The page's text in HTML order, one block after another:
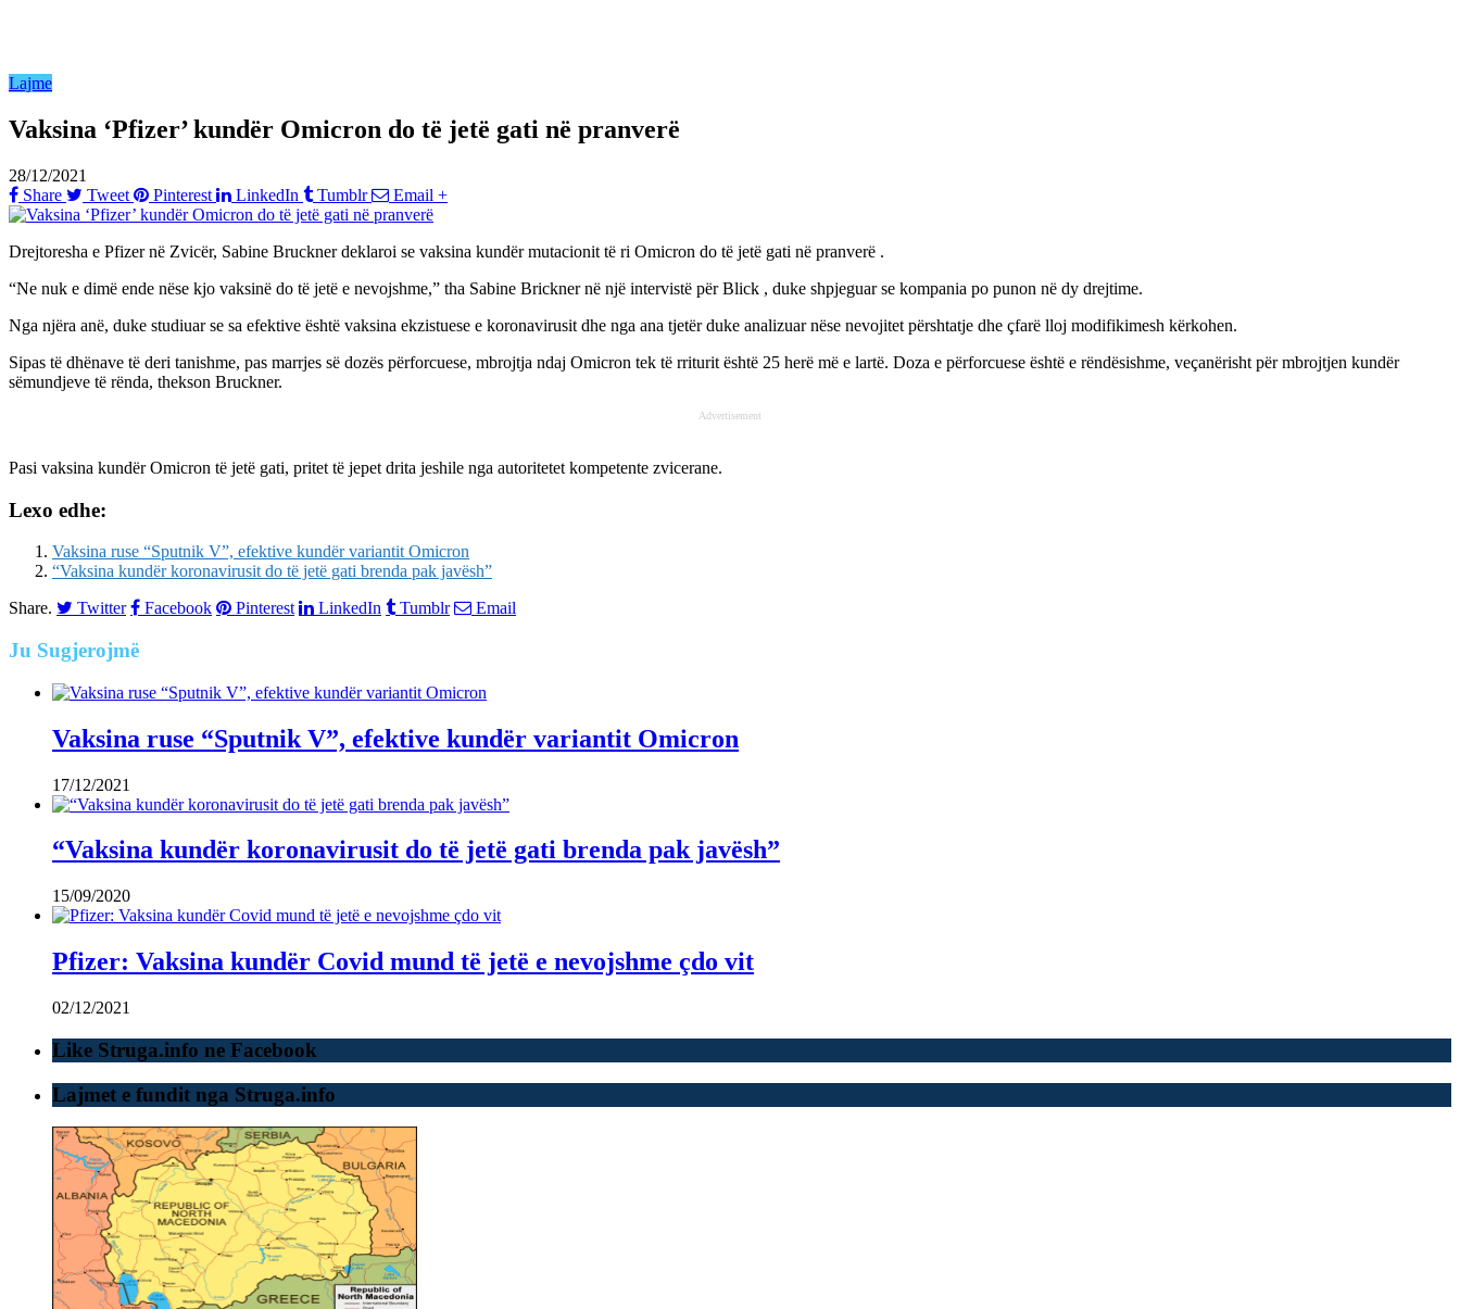
Lajme
Vaksina ‘Pfizer’ kundër Omicron do të jetë gati në pranverë
28/12/2021
Share
Tweet Pinterest LinkedIn Tumblr Email +
Drejtoresha e Pfizer në Zvicër, Sabine Bruckner deklaroi se vaksina kundër mutacionit të ri Omicron do të jetë gati në pranverë .
“Ne nuk e dimë ende nëse kjo vaksinë do të jetë e nevojshme,” tha Sabine Brickner në një intervistë për Blick , duke shpjeguar se kompania po punon në dy drejtime.
Nga njëra anë, duke studiuar se sa efektive është vaksina ekzistuese e koronavirusit dhe nga ana tjetër duke analizuar nëse nevojitet përshtatje dhe çfarë lloj modifikimesh kërkohen.
Sipas të dhënave të deri tanishme, pas marrjes së dozës përforcuese, mbrojtja ndaj Omicron tek të rriturit është 25 herë më e lartë. Doza e përforcuese është e rëndësishme, veçanërisht për mbrojtjen kundër
sëmundjeve të rënda, thekson Bruckner.
Advertisement
Pasi vaksina kundër Omicron të jetë gati, pritet të jepet drita jeshile nga autoritetet kompetente zvicerane.
Lexo edhe:
Vaksina ruse “Sputnik V”, efektive kundër variantit Omicron
“Vaksina kundër koronavirusit do të jetë gati brenda pak javësh”
Share.
Twitter Facebook Pinterest LinkedIn Tumblr Email
Ju Sugjerojmë
Vaksina ruse “Sputnik V”, efektive kundër variantit Omicron
17/12/2021
“Vaksina kundër koronavirusit do të jetë gati brenda pak javësh”
15/09/2020
Pfizer: Vaksina kundër Covid mund të jetë e nevojshme çdo vit
02/12/2021
Like Struga.info ne Facebook
Lajmet e fundit nga Struga.info